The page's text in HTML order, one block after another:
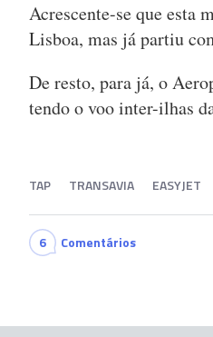
Acrescente-se que esta
Lisboa, mas já partiu
De resto, para já, o
tendo o voo inter-ilhas
TAP TRANSAVIA EASYJET
6 Comentários